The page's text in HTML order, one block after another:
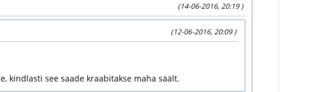
(14-06-2016, 20:19 )
(12-06-2016, 20:09 )
kindlasti see saade kraabitakse maha säält.